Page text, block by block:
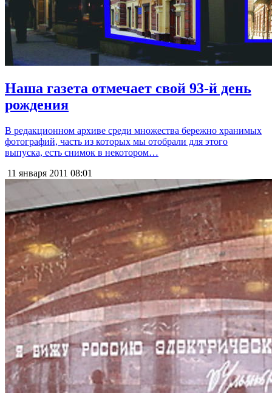
Наша газета отмечает свой 93-й день
рождения
В редакционном архиве среди множества бережно хранимых
фотографий, часть из которых мы отобрали для этого
выпуска, есть снимок в некотором…
11 января 2011 08:01